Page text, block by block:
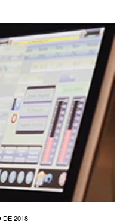
DE 2018